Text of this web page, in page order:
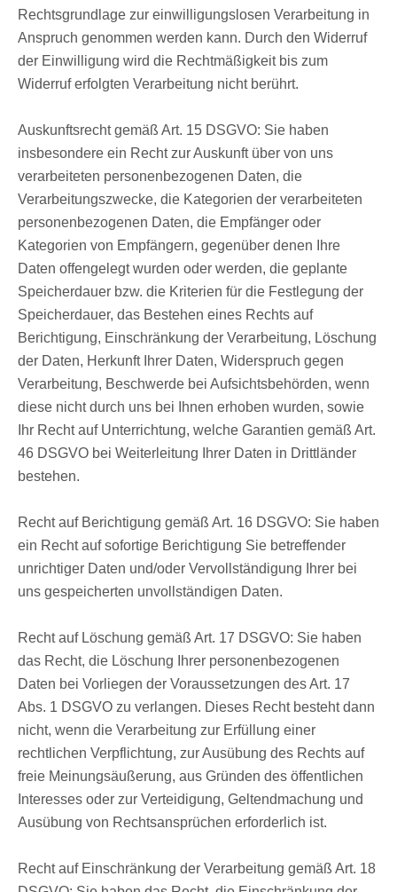
Rechtsgrundlage zur einwilligungslosen Verarbeitung in
Anspruch genommen werden kann. Durch den Widerruf
der Einwilligung wird die Rechtmäßigkeit bis zum
Widerruf erfolgten Verarbeitung nicht berührt.
Auskunftsrecht gemäß Art. 15 DSGVO: Sie haben
insbesondere ein Recht zur Auskunft über von uns
verarbeiteten personenbezogenen Daten, die
Verarbeitungszwecke, die Kategorien der verarbeiteten
personenbezogenen Daten, die Empfänger oder
Kategorien von Empfängern, gegenüber denen Ihre
Daten offengelegt wurden oder werden, die geplante
Speicherdauer bzw. die Kriterien für die Festlegung der
Speicherdauer, das Bestehen eines Rechts auf
Berichtigung, Einschränkung der Verarbeitung, Löschung
der Daten, Herkunft Ihrer Daten, Widerspruch gegen
Verarbeitung, Beschwerde bei Aufsichtsbehörden, wenn
diese nicht durch uns bei Ihnen erhoben wurden, sowie
Ihr Recht auf Unterrichtung, welche Garantien gemäß Art.
46 DSGVO bei Weiterleitung Ihrer Daten in Drittländer
bestehen.
Recht auf Berichtigung gemäß Art. 16 DSGVO: Sie haben
ein Recht auf sofortige Berichtigung Sie betreffender
unrichtiger Daten und/oder Vervollständigung Ihrer bei
uns gespeicherten unvollständigen Daten.
Recht auf Löschung gemäß Art. 17 DSGVO: Sie haben
das Recht, die Löschung Ihrer personenbezogenen
Daten bei Vorliegen der Voraussetzungen des Art. 17
Abs. 1 DSGVO zu verlangen. Dieses Recht besteht dann
nicht, wenn die Verarbeitung zur Erfüllung einer
rechtlichen Verpflichtung, zur Ausübung des Rechts auf
freie Meinungsäußerung, aus Gründen des öffentlichen
Interesses oder zur Verteidigung, Geltendmachung und
Ausübung von Rechtsansprüchen erforderlich ist.
Recht auf Einschränkung der Verarbeitung gemäß Art. 18